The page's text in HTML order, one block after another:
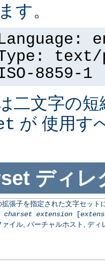
す。
8859-1
二文字の
が 使用す
ディレ
拡張子を指定された文字セット
charset extension[
イル, バーチャルホスト, ディ